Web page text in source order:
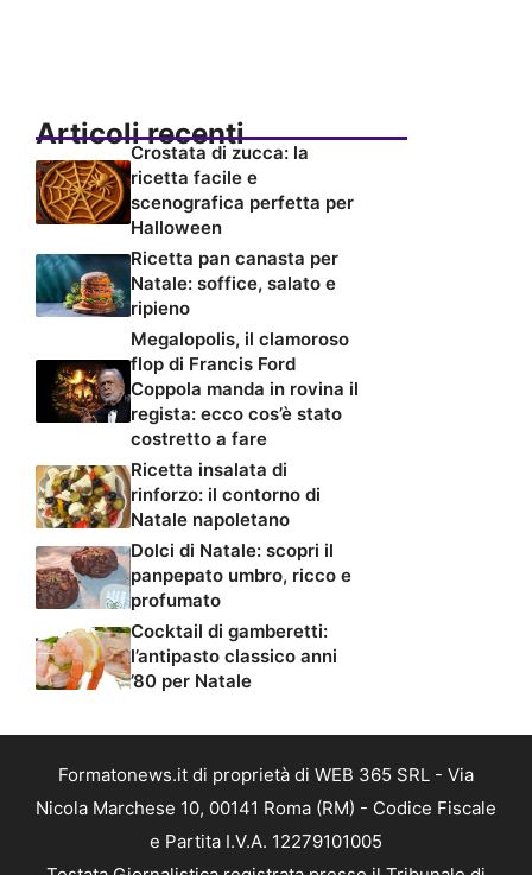
Articoli recenti
Crostata di zucca: la
ricetta facile e
scenografica perfetta per
Halloween
Ricetta pan canasta per
Natale: soffice, salato e
ripieno
Megalopolis, il clamoroso
flop di Francis Ford
Coppola manda in rovina il
regista: ecco cos’è stato
costretto a fare
Ricetta insalata di
rinforzo: il contorno di
Natale napoletano
Dolci di Natale: scopri il
panpepato umbro, ricco e
profumato
Cocktail di gamberetti:
l’antipasto classico anni
’80 per Natale
Formatonews.it di proprietà di WEB 365 SRL - Via
Nicola Marchese 10, 00141 Roma (RM) - Codice Fiscale
e Partita I.V.A. 12279101005